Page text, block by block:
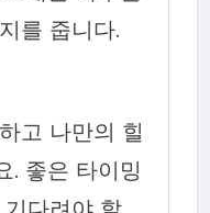
를 줍니다.
고 나만의 힐
. 좋은 타이밍